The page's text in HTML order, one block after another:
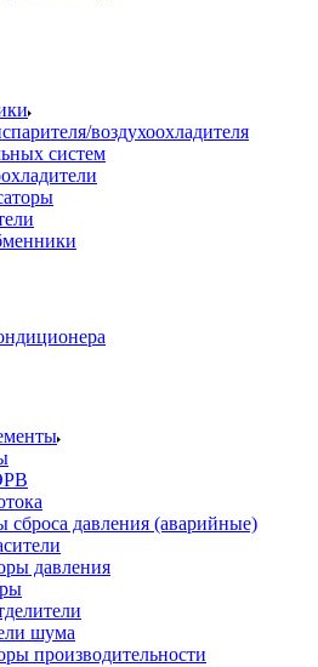
воздухоохладителя
систем
сброса давления (аварийные)
давления
шума
производительности